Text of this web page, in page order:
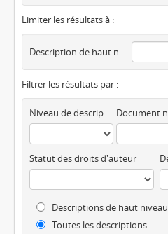
Limiter les résultats à :
Description de haut niveau
Filtrer les résultats par :
Niveau de description
Statut des droits d'auteur
Descriptions de haut niveau
Toutes les descriptions